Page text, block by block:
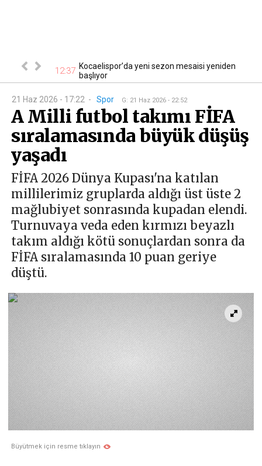
12:37 Kocaelispor’da yeni sezon mesaisi yeniden
başlıyor
21 Haz 2026 - 17:22 - Spor G: 21 Haz 2026 - 22:52
A Milli futbol takımı FİFA
sıralamasında büyük düşüş
yaşadı
FİFA 2026 Dünya Kupası'na katılan
millilerimiz gruplarda aldığı üst üste 2
mağlubiyet sonrasında kupadan elendi.
Turnuvaya veda eden kırmızı beyazlı
takım aldığı kötü sonuçlardan sonra da
FİFA sıralamasında 10 puan geriye
düştü.
Büyütmek için resme tıklayın